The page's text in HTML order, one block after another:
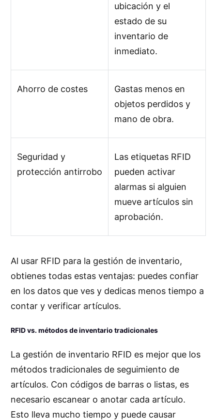
ubicación y el
estado de su
inventario de
inmediato.
Ahorro de costes
Gastas menos en
objetos perdidos y
mano de obra.
Seguridad y
protección antirrobo
Las etiquetas RFID
pueden activar
alarmas si alguien
mueve artículos sin
aprobación.
Al usar RFID para la gestión de inventario,
obtienes todas estas ventajas: puedes confiar
en los datos que ves y dedicas menos tiempo a
contar y verificar artículos.
RFID vs. métodos de inventario tradicionales
La gestión de inventario RFID es mejor que los
métodos tradicionales de seguimiento de
artículos. Con códigos de barras o listas, es
necesario escanear o anotar cada artículo.
Esto lleva mucho tiempo y puede causar